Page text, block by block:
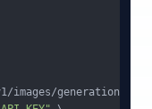
generations \